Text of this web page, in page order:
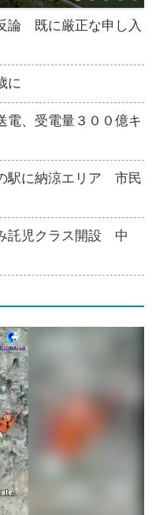
論 既に厳正な申し入
に
電、受電量３００億キ
駅に納涼エリア 市民
託児クラス開設 中